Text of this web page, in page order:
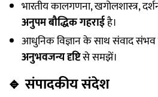
भारतीय कालगणना, खगोलशास्त्र,
अनुपम बौद्धिक गहराईहै।
आधुनिक विज्ञान के साथ संवाद संभव
अनुभवजन्य दृष्टिसे समझें।
🔹संपादकीय संदेश